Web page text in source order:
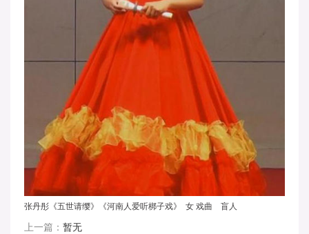
张丹彤《五世请缨》《河南人爱听梆子戏》 女 戏曲 盲人
上一篇： 暂无